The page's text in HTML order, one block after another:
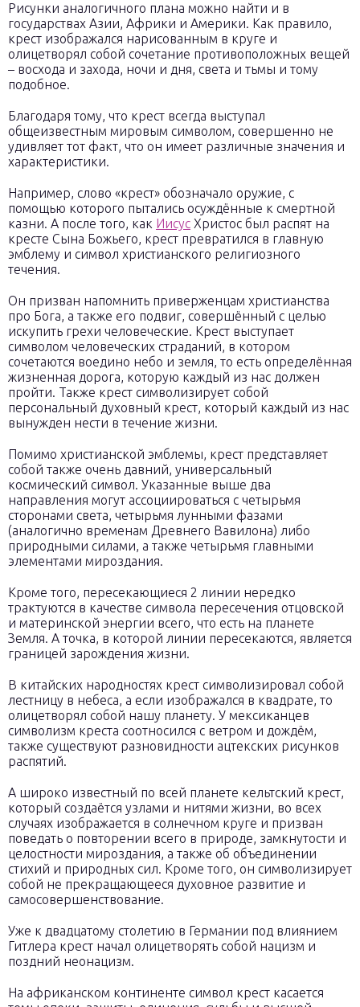
Рисунки аналогичного плана можно найти и в
государствах Азии, Африки и Америки. Как правило,
крест изображался нарисованным в круге и
олицетворял собой сочетание противоположных вещей
– восхода и захода, ночи и дня, света и тьмы и тому
подобное.
Благодаря тому, что крест всегда выступал
общеизвестным мировым символом, совершенно не
удивляет тот факт, что он имеет различные значения и
характеристики.
Например, слово «крест» обозначало оружие, с
помощью которого пытались осуждённые к смертной
казни. А после того, как Иисус Христос был распят на
кресте Сына Божьего, крест превратился в главную
эмблему и символ христианского религиозного
течения.
Он призван напомнить приверженцам христианства
про Бога, а также его подвиг, совершённый с целью
искупить грехи человеческие. Крест выступает
символом человеческих страданий, в котором
сочетаются воедино небо и земля, то есть определённая
жизненная дорога, которую каждый из нас должен
пройти. Также крест символизирует собой
персональный духовный крест, который каждый из нас
вынужден нести в течение жизни.
Помимо христианской эмблемы, крест представляет
собой также очень давний, универсальный
космический символ. Указанные выше два
направления могут ассоциироваться с четырьмя
сторонами света, четырьмя лунными фазами
(аналогично временам Древнего Вавилона) либо
природными силами, а также четырьмя главными
элементами мироздания.
Кроме того, пересекающиеся 2 линии нередко
трактуются в качестве символа пересечения отцовской
и материнской энергии всего, что есть на планете
Земля. А точка, в которой линии пересекаются, является
границей зарождения жизни.
В китайских народностях крест символизировал собой
лестницу в небеса, а если изображался в квадрате, то
олицетворял собой нашу планету. У мексиканцев
символизм креста соотносился с ветром и дождём,
также существуют разновидности ацтекских рисунков
распятий.
А широко известный по всей планете кельтский крест,
который создаётся узлами и нитями жизни, во всех
случаях изображается в солнечном круге и призван
поведать о повторении всего в природе, замкнутости и
целостности мироздания, а также об объединении
стихий и природных сил. Кроме того, он символизирует
собой не прекращающееся духовное развитие и
самосовершенствование.
Уже к двадцатому столетию в Германии под влиянием
Гитлера крест начал олицетворять собой нацизм и
поздний неонацизм.
На африканском континенте символ крест касается